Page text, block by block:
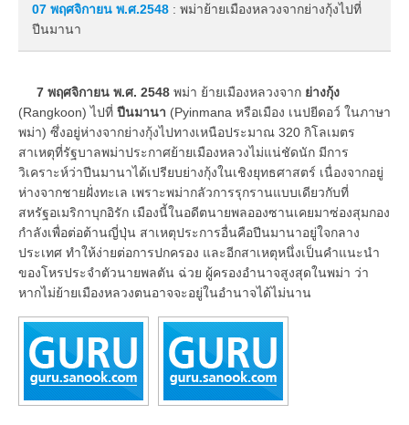
07 พฤศจิกายน พ.ศ.2548 : พม่าย้ายเมืองหลวงจากย่างกุ้งไปที่
ปีนมานา
7 พฤศจิกายน พ.ศ. 2548 พม่า ย้ายเมืองหลวงจาก ย่างกุ้ง
(Rangkoon) ไปที่ ปีนมานา (Pyinmana หรือเมือง เนปยีดอว์ ในภาษา
พม่า) ซึ่งอยู่ห่างจากย่างกุ้งไปทางเหนือประมาณ 320 กิโลเมตร
สาเหตุที่รัฐบาลพม่าประกาศย้ายเมืองหลวงไม่แน่ชัดนัก มีการ
วิเคราะห์ว่าปีนมานาได้เปรียบย่างกุ้งในเชิงยุทธศาสตร์ เนื่องจากอยู่
ห่างจากชายฝั่งทะเล เพราะพม่ากลัวการรุกรานแบบเดียวกับที่
สหรัฐอเมริกาบุกอิรัก เมืองนี้ในอดีตนายพลอองซานเคยมาซ่องสุมกอง
กำลังเพื่อต่อต้านญี่ปุ่น สาเหตุประการอื่นคือปีนมานาอยู่ใจกลาง
ประเทศ ทำให้ง่ายต่อการปกครอง และอีกสาเหตุหนึ่งเป็นคำแนะนำ
ของโหรประจำตัวนายพลตัน ฉ่วย ผู้ครองอำนาจสูงสุดในพม่า ว่า
หากไม่ย้ายเมืองหลวงตนอาจจะอยู่ในอำนาจได้ไม่นาน